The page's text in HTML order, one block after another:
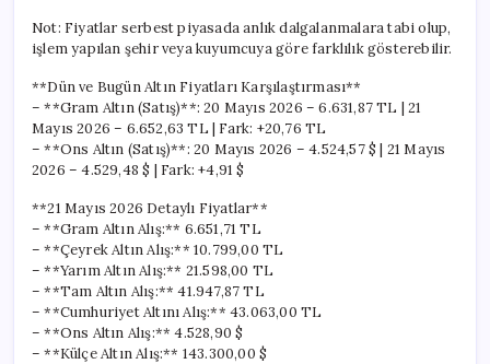
Not: Fiyatlar serbest piyasada anlık dalgalanmalara tabi olup,
işlem yapılan şehir veya kuyumcuya göre farklılık gösterebilir.
**Dün ve Bugün Altın Fiyatları Karşılaştırması**
– **Gram Altın (Satış)**: 20 Mayıs 2026 – 6.631,87 TL | 21
Mayıs 2026 – 6.652,63 TL | Fark: +20,76 TL
– **Ons Altın (Satış)**: 20 Mayıs 2026 – 4.524,57 $ | 21 Mayıs
2026 – 4.529,48 $ | Fark: +4,91 $
**21 Mayıs 2026 Detaylı Fiyatlar**
– **Gram Altın Alış:** 6.651,71 TL
– **Çeyrek Altın Alış:** 10.799,00 TL
– **Yarım Altın Alış:** 21.598,00 TL
– **Tam Altın Alış:** 41.947,87 TL
– **Cumhuriyet Altını Alış:** 43.063,00 TL
– **Ons Altın Alış:** 4.528,90 $
– **Külçe Altın Alış:** 143.300,00 $